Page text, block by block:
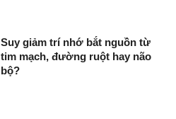
Suy giảm trí nhớ bắt nguồn từ
tim mạch, đường ruột hay não
bộ?